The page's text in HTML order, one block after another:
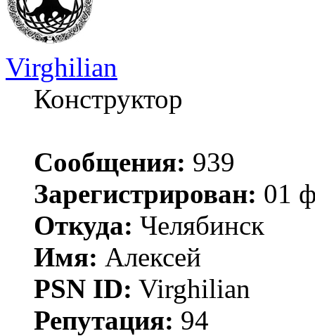
Virghilian
Конструктор
Сообщения: 939
Зарегистрирован: 01
Откуда: Челябинск
Имя: Алексей
PSN ID: Virghilian
Репутация: 94